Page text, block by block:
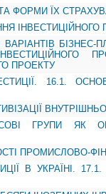
ФОРМИ ЇХ
ІНВЕСТИЦІЙНОГО
ВАРІАНТІВ
ПРОЕКТУ
16.1.
ГРУПИ ЯК
ПРОМИСЛОВО-
В УКРАЇНІ.